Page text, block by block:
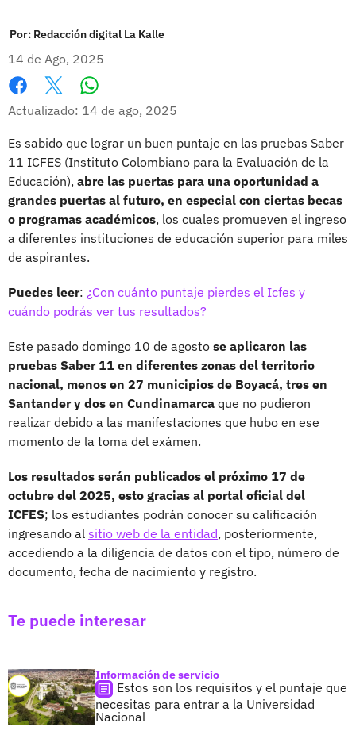
Por: Redacción digital La Kalle
14 de Ago, 2025
Facebook
X
Actualizado: 14 de ago, 2025
Es sabido que lograr un buen puntaje en las pruebas Saber
11 ICFES (Instituto Colombiano para la Evaluación de la
Educación), abre las puertas para una oportunidad a
grandes puertas al futuro, en especial con ciertas becas
o programas académicos, los cuales promueven el ingreso
a diferentes instituciones de educación superior para miles
de aspirantes.
Puedes leer: ¿Con cuánto puntaje pierdes el Icfes y
cuándo podrás ver tus resultados?
Este pasado domingo 10 de agosto se aplicaron las
pruebas Saber 11 en diferentes zonas del territorio
nacional, menos en 27 municipios de Boyacá, tres en
Santander y dos en Cundinamarca que no pudieron
realizar debido a las manifestaciones que hubo en ese
momento de la toma del exámen.
Los resultados serán publicados el próximo 17 de
octubre del 2025, esto gracias al portal oficial del
ICFES; los estudiantes podrán conocer su calificación
ingresando al sitio web de la entidad, posteriormente,
accediendo a la diligencia de datos con el tipo, número de
documento, fecha de nacimiento y registro.
Te puede interesar
Información de servicio
Estos son los requisitos y el puntaje que
necesitas para entrar a la Universidad
Nacional